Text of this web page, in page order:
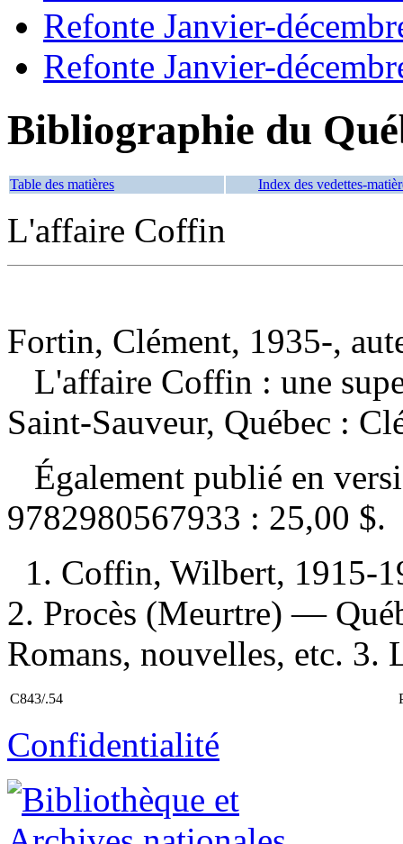
Refonte Janvier-
Refonte Janvier-
Bibliographie du
Table des matières Index des vedettes-
L'affaire Coffin
Fortin, Clément, 1935-,
L'affaire Coffin : une
Saint-Sauveur, Québec :
Également publié en
9782980567933 : 25,00 $.
1. Coffin, Wilbert, 1915-
2. Procès (Meurtre) —
Romans, nouvelles, etc. 3.
C843/.54
Confidentialité